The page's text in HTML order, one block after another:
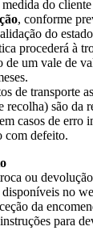
do cliente
, conforme
do
procederá à
de um vale de
de transporte
recolha) são da
casos de erro
com defeito.
ou
disponíveis no
da
para